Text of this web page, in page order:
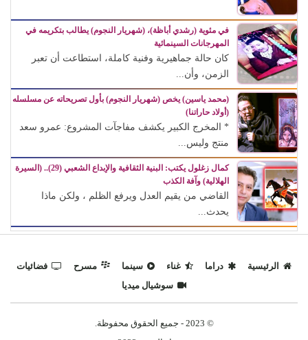
في مئوية (رشدي أباظة)، (شهريار النجوم) يطالب بتكريمه في
المهرجانات السينمائية
كان حالة جماهيرية وفنية كاملة، استطاعت أن تعبر
الزمن، وأن...
(محمد ياسين) يخص (شهريار النجوم) بأول تصريحاته عن مسلسله
(أولاد حاراتنا)
* المخرج الكبير يكشف مفاجآت المشروع: عمرو سعد
منتج وليس...
كمال زغلول يكتب: البنية الثقافية والإبداع الشعبي (29).. (السيرة
الهلالية) وآفة الكذب
القاضي من يقيم العدل ويرفع الظلم ، ولكن ماذا
يحدث...
الرئيسية دراما غناء سينما مسرح
فضائيات
سوشيال ميديا
© 2023 - جميع الحقوق محفوظة.